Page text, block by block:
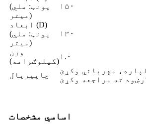
(یونټ: ملي
میتر)
۱۵۰
ابعاد (D)
(یونټ: ملي
میتر)
۱۳۰
وزن
(کیلوګرامه)
۱.۰
چاپیریال
مهرباني وکړئ
اساسي مشخصات